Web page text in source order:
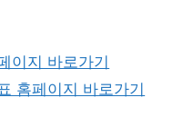
이지 바로가기
홈페이지 바로가기